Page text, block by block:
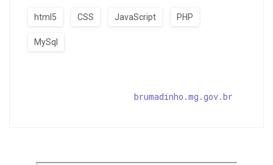
html5 CSS JavaScript PHP
MySql
brumadinho.mg.gov.br